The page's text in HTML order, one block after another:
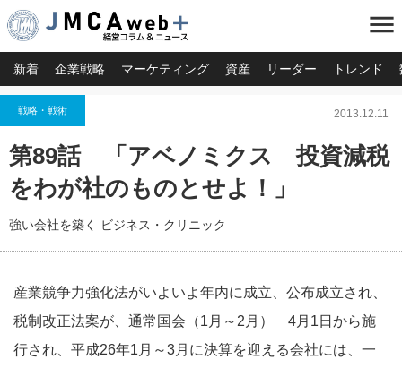
menu
新着 企業戦略 マーケティング 資産 リーダー トレンド
戦略・戦術 2013.12.11
第89話 「アベノミクス 投資減税
をわが社のものとせよ！」
強い会社を築く ビジネス・クリニック
産業競争力強化法がいよいよ年内に成立、公布成立され、
税制改正法案が、通常国会（1月～2月） 4月1日から施
行され、平成26年1月～3月に決算を迎える会社には、一